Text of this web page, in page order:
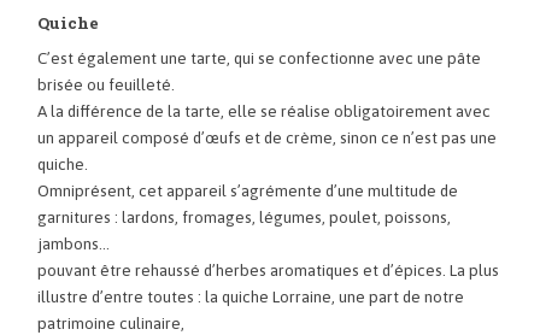
Quiche
C’est également une tarte, qui se confectionne avec une pâte
brisée ou feuilleté.
A la différence de la tarte, elle se réalise obligatoirement avec
un appareil composé d’œufs et de crème, sinon ce n’est pas une
quiche.
Omniprésent, cet appareil s’agrémente d’une multitude de
garnitures : lardons, fromages, légumes, poulet, poissons,
jambons…
pouvant être rehaussé d’herbes aromatiques et d’épices. La plus
illustre d’entre toutes : la quiche Lorraine, une part de notre
patrimoine culinaire,